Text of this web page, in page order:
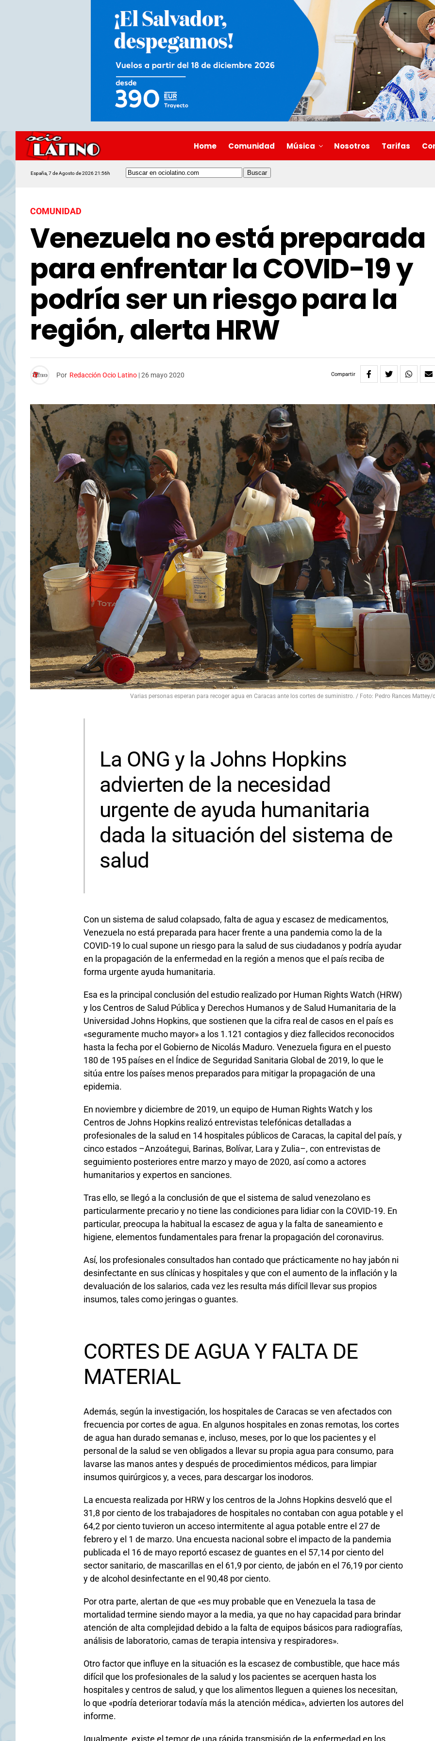
Home Comunidad Música Nosotros Tarifas
España, 7 de Agosto de 2026 21:56h
COMUNIDAD
Venezuela no está preparada
para enfrentar la COVID-19 y
podría ser un riesgo para la
región, alerta HRW
Por Redacción Ocio Latino |26 mayo 2020 Compartir
Varias personas esperan para recoger agua en Caracas ante los cortes de suministro. / Foto: Pedro Rances Mattey/
La ONG y la Johns Hopkins
advierten de la necesidad
urgente de ayuda humanitaria
dada la situación del sistema de
salud
Con un sistema de salud colapsado, falta de agua y escasez de medicamentos,
Venezuela no está preparada para hacer frente a una pandemia como la de la
COVID-19 lo cual supone un riesgo para la salud de sus ciudadanos y podría ayudar
en la propagación de la enfermedad en la región a menos que el país reciba de
forma urgente ayuda humanitaria.
Esa es la principal conclusión del estudio realizado por Human Rights Watch (HRW)
y los Centros de Salud Pública y Derechos Humanos y de Salud Humanitaria de la
Universidad Johns Hopkins, que sostienen que la cifra real de casos en el país es
«seguramente mucho mayor» a los 1.121 contagios y diez fallecidos reconocidos
hasta la fecha por el Gobierno de Nicolás Maduro. Venezuela figura en el puesto
180 de 195 países en el Índice de Seguridad Sanitaria Global de 2019, lo que le
sitúa entre los países menos preparados para mitigar la propagación de una
epidemia.
En noviembre y diciembre de 2019, un equipo de Human Rights Watch y los
Centros de Johns Hopkins realizó entrevistas telefónicas detalladas a
profesionales de la salud en 14 hospitales públicos de Caracas, la capital del país, y
cinco estados –Anzoátegui, Barinas, Bolívar, Lara y Zulia–, con entrevistas de
seguimiento posteriores entre marzo y mayo de 2020, así como a actores
humanitarios y expertos en sanciones.
Tras ello, se llegó a la conclusión de que el sistema de salud venezolano es
particularmente precario y no tiene las condiciones para lidiar con la COVID-19. En
particular, preocupa la habitual la escasez de agua y la falta de saneamiento e
higiene, elementos fundamentales para frenar la propagación del coronavirus.
Así, los profesionales consultados han contado que prácticamente no hay jabón ni
desinfectante en sus clínicas y hospitales y que con el aumento de la inflación y la
devaluación de los salarios, cada vez les resulta más difícil llevar sus propios
insumos, tales como jeringas o guantes.
CORTES DE AGUA Y FALTA DE
MATERIAL
Además, según la investigación, los hospitales de Caracas se ven afectados con
frecuencia por cortes de agua. En algunos hospitales en zonas remotas, los cortes
de agua han durado semanas e, incluso, meses, por lo que los pacientes y el
personal de la salud se ven obligados a llevar su propia agua para consumo, para
lavarse las manos antes y después de procedimientos médicos, para limpiar
insumos quirúrgicos y, a veces, para descargar los inodoros.
La encuesta realizada por HRW y los centros de la Johns Hopkins desveló que el
31,8 por ciento de los trabajadores de hospitales no contaban con agua potable y el
64,2 por ciento tuvieron un acceso intermitente al agua potable entre el 27 de
febrero y el 1 de marzo. Una encuesta nacional sobre el impacto de la pandemia
publicada el 16 de mayo reportó escasez de guantes en el 57,14 por ciento del
sector sanitario, de mascarillas en el 61,9 por ciento, de jabón en el 76,19 por ciento
y de alcohol desinfectante en el 90,48 por ciento.
Por otra parte, alertan de que «es muy probable que en Venezuela la tasa de
mortalidad termine siendo mayor a la media, ya que no hay capacidad para brindar
atención de alta complejidad debido a la falta de equipos básicos para radiografías,
análisis de laboratorio, camas de terapia intensiva y respiradores».
Otro factor que influye en la situación es la escasez de combustible, que hace más
difícil que los profesionales de la salud y los pacientes se acerquen hasta los
hospitales y centros de salud, y que los alimentos lleguen a quienes los necesitan,
lo que «podría deteriorar todavía más la atención médica», advierten los autores del
informe.
Igualmente, existe el temor de una rápida transmisión de la enfermedad en los